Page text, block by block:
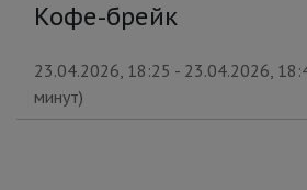
Кофе-брейк
23.04.2026, 18:25 - 23.04.2026,
минут)